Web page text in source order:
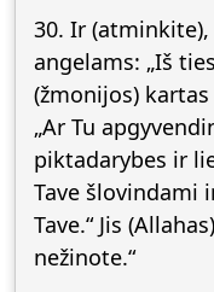
30. Ir
angelams: „Iš
(žmonijos) kartas
„Ar Tu
piktadarybes ir
Tave šlovindami
Tave.“ Jis
nežinote.“